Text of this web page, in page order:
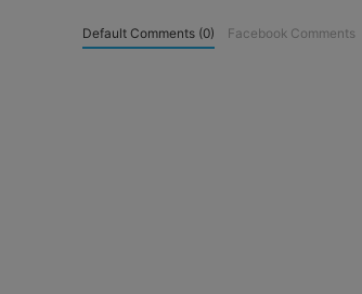
Default Comments (0) Facebook Comments